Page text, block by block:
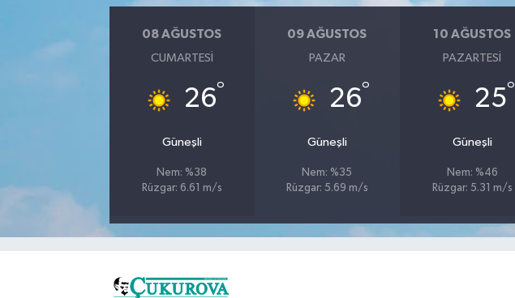
08 AĞUSTOS
CUMARTESI
26°
Güneşli
Nem: %38
Rüzgar: 6.61 m/s
09 AĞUSTOS
PAZAR
26°
Güneşli
Nem: %35
Rüzgar: 5.69 m/s
10 AĞUSTOS
PAZARTESI
25°
Güneşli
Nem: %46
Rüzgar: 5.31 m/s